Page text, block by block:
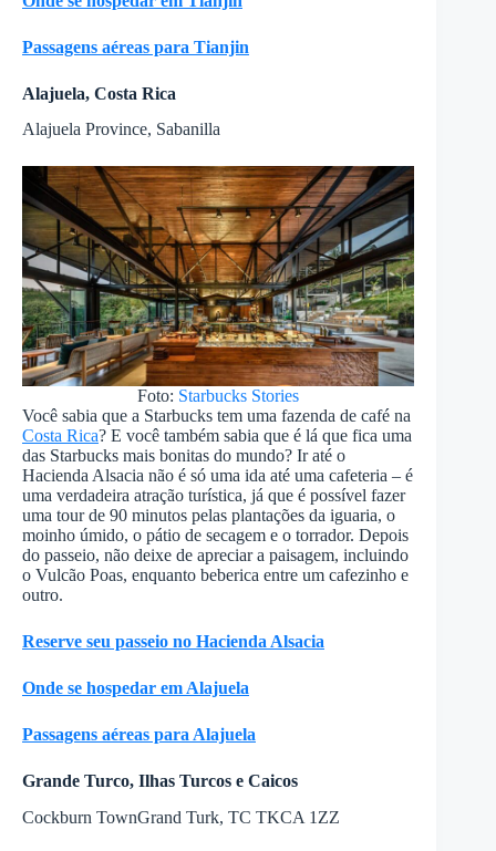
Passagens aéreas para Tianjin
Alajuela, Costa Rica
Alajuela Province, Sabanilla
Foto: Starbucks Stories
Você sabia que a Starbucks tem uma fazenda de café na
Costa Rica? E você também sabia que é lá que fica uma
das Starbucks mais bonitas do mundo? Ir até o
Hacienda Alsacia não é só uma ida até uma cafeteria – é
uma verdadeira atração turística, já que é possível fazer
uma tour de 90 minutos pelas plantações da iguaria, o
moinho úmido, o pátio de secagem e o torrador. Depois
do passeio, não deixe de apreciar a paisagem, incluindo
o Vulcão Poas, enquanto beberica entre um cafezinho e
outro.
Reserve seu passeio no Hacienda Alsacia
Onde se hospedar em Alajuela
Passagens aéreas para Alajuela
Grande Turco, Ilhas Turcos e Caicos
Cockburn TownGrand Turk, TC TKCA 1ZZ